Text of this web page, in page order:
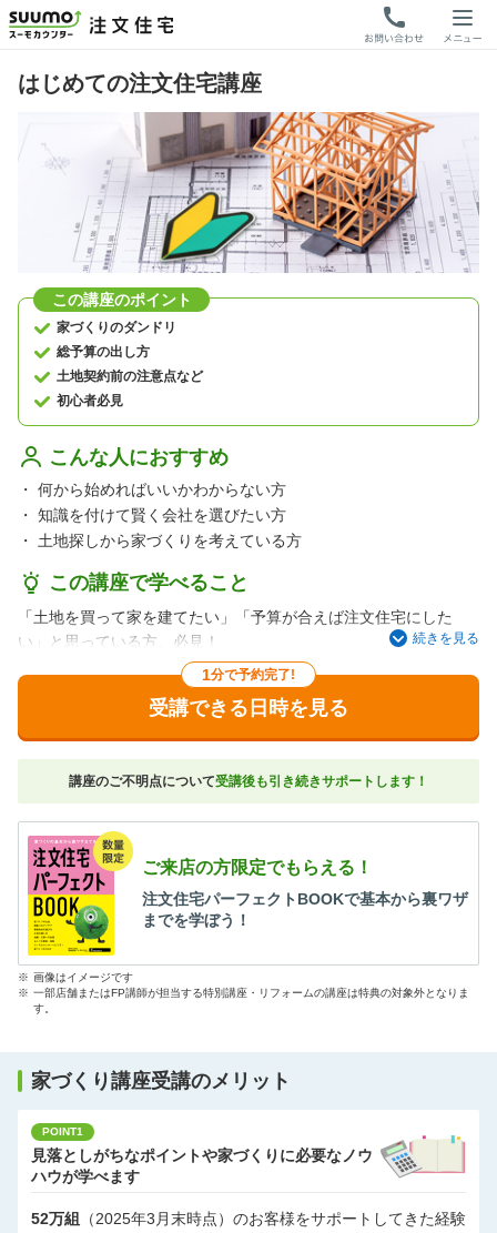
はじめての注文住宅講座
この講座のポイント
家づくりのダンドリ
総予算の出し方
土地契約前の注意点など
初心者必見
こんな人におすすめ
・ 何から始めればいいかわからない方
・ 知識を付けて賢く会社を選びたい方
・
土地探しから家づくりを考えている方
この講座で学べること
「土地を買って家を建てたい」「予算が合えば注文住宅にした
い」と思っている方、必見！
住宅展示場・不動産会社に行く前にチェック！！
土地契約前の注意点、総予算の出し方、建築会社を選ぶ方法…。
これだけは知っておきたい、家づくりのダンドリ、お金、すべて
教えます。建売住宅やマンションと比較したい方もOK、住宅タイ
プの検討からサポート。
「子どもが小さいから、短時間で効率よく学べてよかった！」と
をこれから始める方は、まずこちらへお越しください。
続きを見る
1分で予約完了!
受講できる日時を見る
講座のご不明点について受講後も引き続きサポートします！
ご来店の方限定でもらえる！
注文住宅パーフェクトBOOKで基本から裏ワザ
までを学ぼう！
※ 画像はイメージです
※ 一部店舗またはFP講師が担当する特別講座・リフォームの講座は特典の対象外となりま
す。
家づくり講座受講のメリット
POINT1
見落としがちなポイントや家づくりに必要なノウ
ハウが学べます
52万組
（2025年3月末時点）のお客様をサポートしてきた経験